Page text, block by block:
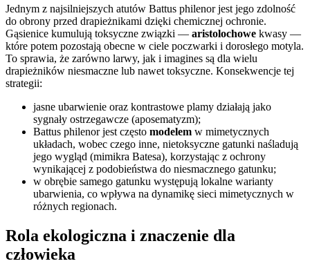
Jednym z najsilniejszych atutów Battus philenor jest jego zdolność
do obrony przed drapieżnikami dzięki chemicznej ochronie.
Gąsienice kumulują toksyczne związki — aristolochowe kwasy —
które potem pozostają obecne w ciele poczwarki i dorosłego motyla.
To sprawia, że zarówno larwy, jak i imagines są dla wielu
drapieżników niesmaczne lub nawet toksyczne. Konsekwencje tej
strategii:
jasne ubarwienie oraz kontrastowe plamy działają jako
sygnały ostrzegawcze (aposematyzm);
Battus philenor jest często modelem w mimetycznych
układach, wobec czego inne, nietoksyczne gatunki naśladują
jego wygląd (mimikra Batesa), korzystając z ochrony
wynikającej z podobieństwa do niesmacznego gatunku;
w obrębie samego gatunku występują lokalne warianty
ubarwienia, co wpływa na dynamikę sieci mimetycznych w
różnych regionach.
Rola ekologiczna i znaczenie dla
człowieka